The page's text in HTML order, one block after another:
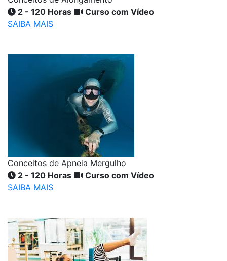
2 - 120 Horas
Curso com Vídeo
SAIBA MAIS
Conceitos de Apneia Mergulho
2 - 120 Horas
Curso com Vídeo
SAIBA MAIS